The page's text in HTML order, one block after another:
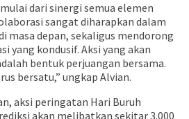
dari sinergi semua elemen
sangat diharapkan dalam
masa depan, sekaligus mendorong
yang kondusif. Aksi yang akan
bentuk perjuangan bersama.
bersatu,” ungkap Alvian.
aksi peringatan Hari Buruh
akan melibatkan sekitar 3.000